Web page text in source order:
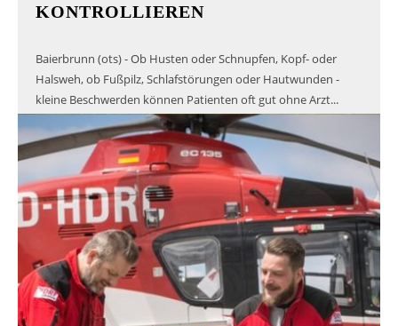
KONTROLLIEREN
Baierbrunn (ots) - Ob Husten oder Schnupfen, Kopf- oder
Halsweh, ob Fußpilz, Schlafstörungen oder Hautwunden -
kleine Beschwerden können Patienten oft gut ohne Arzt...